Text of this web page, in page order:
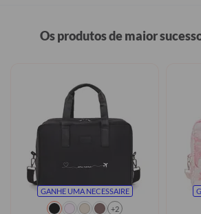
Os produtos de maior
GANHE UMA NECESSAIRE
+2